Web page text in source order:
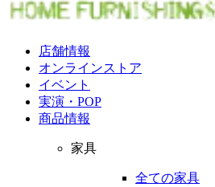
店舗情報
オンラインストア
イベント
実演・POP
商品情報
家具
全ての家具